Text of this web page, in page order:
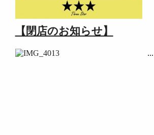
【閉店のお知らせ】
...